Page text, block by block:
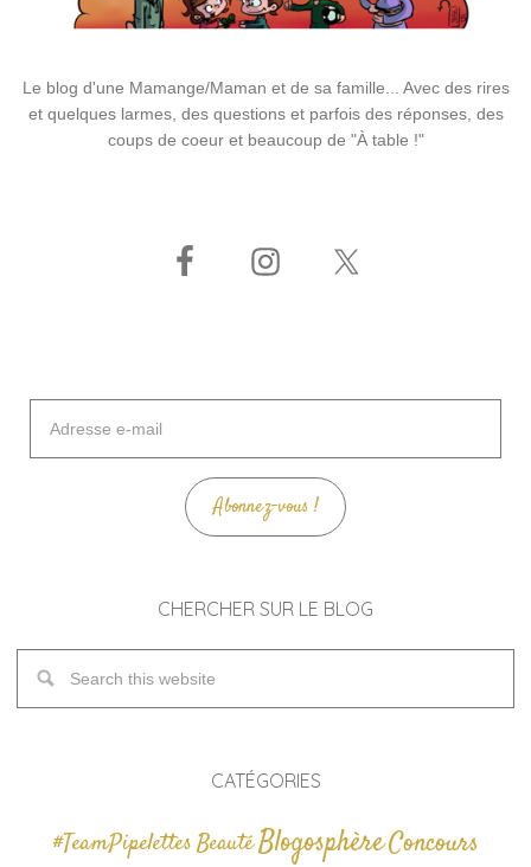
Le blog d'une Mamange/Maman et de sa famille... Avec des rires
et quelques larmes, des questions et parfois des réponses, des
coups de coeur et beaucoup de "À table !"
mail
Abonnez-vous !
CHERCHER SUR LE BLOG
CATÉGORIES
#TeamPipelettesBeautéBlogosphèreConcours